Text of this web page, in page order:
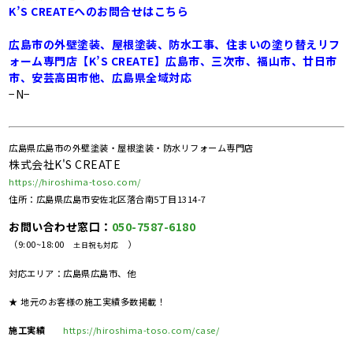
K’S CREATEへのお問合せはこちら
広島市の外壁塗装、屋根塗装、防水工事、住まいの塗り替えリフ
ォーム専門店【K’S CREATE】広島市、三次市、福山市、廿日市
市、安芸高田市他、広島県全域対応
−N−
広島県広島市の外壁塗装・屋根塗装・防水リフォーム専門店
株式会社K'S CREATE
https://hiroshima-toso.com/
住所：広島県広島市安佐北区落合南5丁目1314-7
お問い合わせ窓口： 050-7587-6180
（9:00~18:00 土日祝も対応 ）
対応エリア：広島県広島市、他
★ 地元のお客様の施工実績多数掲載！
施工実績
https://hiroshima-toso.com/case/